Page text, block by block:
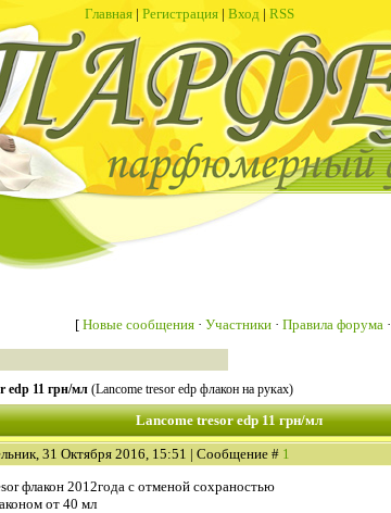
Главная | Регистрация | Вход | RSS
[ Новые сообщения · Участники · Правила форума ·
edp 11 грн/мл (Lancome tresor edp флакон на руках)
Lancome tresor edp 11 грн/мл
31 Октября 2016, 15:51 | Сообщение # 1
флакон 2012года с отменой сохраностью
от 40 мл